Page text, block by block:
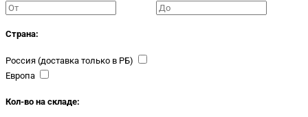
Страна:
Россия (доставка только в РБ)
Европа
Кол-во на складе: